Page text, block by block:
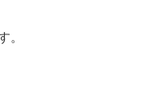
。